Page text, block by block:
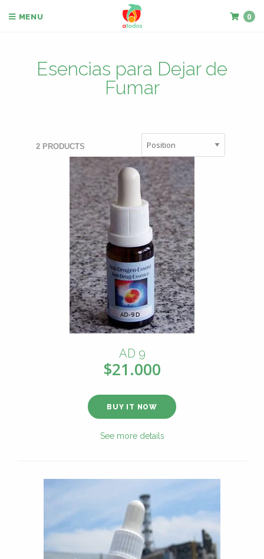
MENU 0
Esencias para Dejar de
Fumar
2 PRODUCTS
AD 9
$21.000
BUY IT NOW
See more details